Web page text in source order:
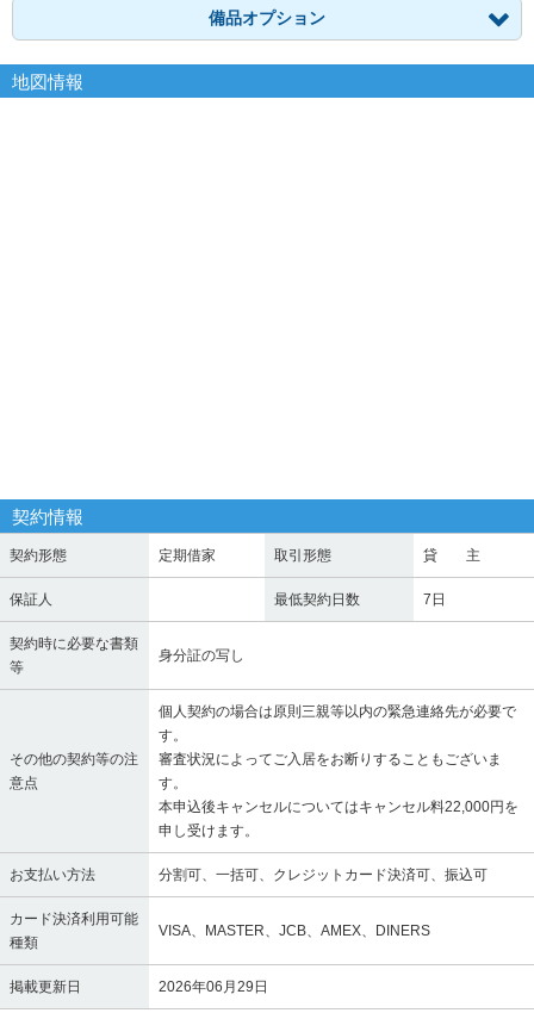
備品オプション
地図情報
契約情報
契約形態 定期借家 取引形態 貸 主
保証人 最低契約日数 7日
契約時に必要な書類
等
身分証の写し
その他の契約等の注
意点
個人契約の場合は原則三親等以内の緊急連絡先が必要で
す。
審査状況によってご入居をお断りすることもございま
す。
本申込後キャンセルについてはキャンセル料22,000円を
申し受けます。
お支払い方法 分割可、一括可、クレジットカード決済可、振込可
カード決済利用可能
種類
VISA、MASTER、JCB、AMEX、DINERS
掲載更新日 2026年06月29日